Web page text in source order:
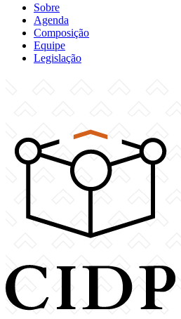
Sobre
Agenda
Composição
Equipe
Legislação